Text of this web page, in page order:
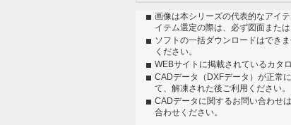
画像は本シリーズの代表的なアイ
イテム選定の際は、必ず図面また
ソフトの一括ダウンロードはでき
ください。
WEBサイトに掲載されているカタ
CADデータ（DXFデータ）が正常
て、解凍された後ご利用ください。
CADデータに関するお問い合わせ
合わせください。